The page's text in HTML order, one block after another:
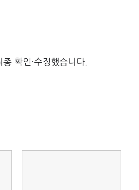
확인·수정했습니다.